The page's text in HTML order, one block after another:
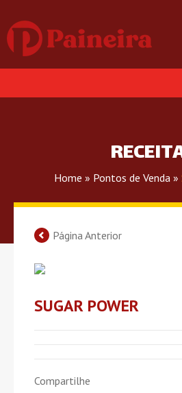
Home » Pontos de Venda »
Página Anterior
SUGAR POWER
Compartilhe